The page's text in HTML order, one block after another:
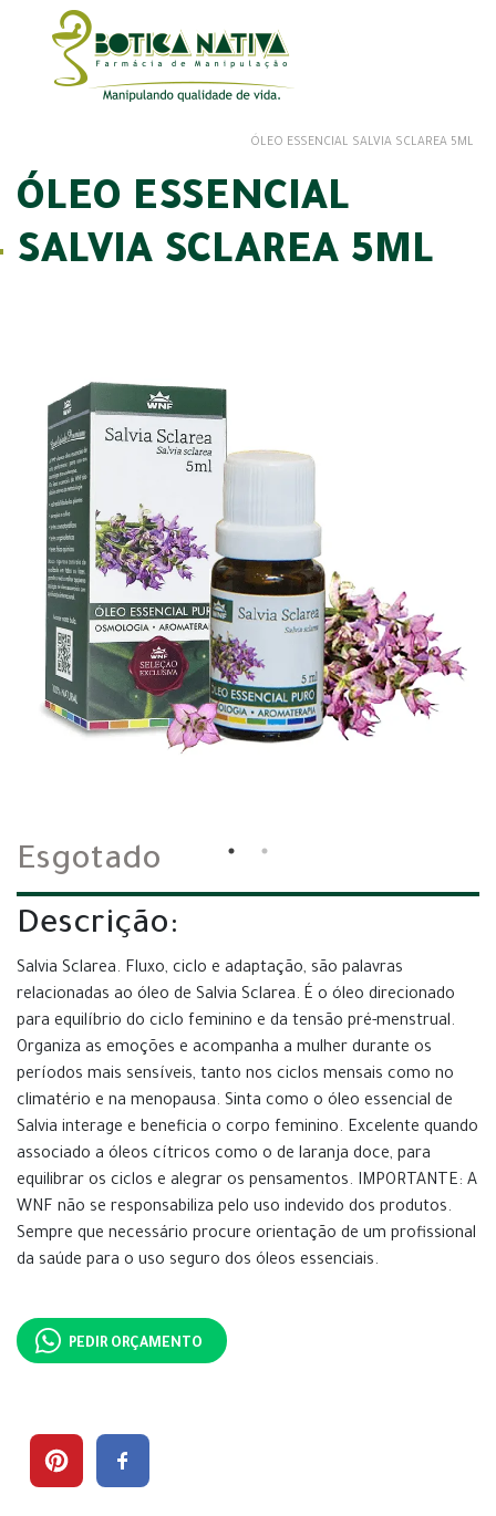
ÓLEO ESSENCIAL SALVIA SCLAREA 5ML
ÓLEO ESSENCIAL
SALVIA SCLAREA 5ML
Esgotado
Descrição:
Salvia Sclarea. Fluxo, ciclo e adaptação, são palavras
relacionadas ao óleo de Salvia Sclarea. É o óleo direcionado
para equilíbrio do ciclo feminino e da tensão pré-menstrual.
Organiza as emoções e acompanha a mulher durante os
períodos mais sensíveis, tanto nos ciclos mensais como no
climatério e na menopausa. Sinta como o óleo essencial de
Salvia interage e beneficia o corpo feminino. Excelente quando
associado a óleos cítricos como o de laranja doce, para
equilibrar os ciclos e alegrar os pensamentos. IMPORTANTE: A
WNF não se responsabiliza pelo uso indevido dos produtos.
Sempre que necessário procure orientação de um profissional
da saúde para o uso seguro dos óleos essenciais.
PEDIR ORÇAMENTO